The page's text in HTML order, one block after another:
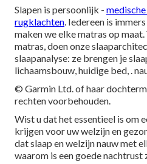
Slapen is persoonlijk -
rugklachten . Iedereen is
maken we elke matras op
matras, doen onze
slaapanalyse: ze brengen je
lichaamsbouw, huidige bed, .
© Garmin Ltd. of haar
rechten voorbehouden.
Wist u dat het essentieel is om
krijgen voor uw welzijn en
dat slaap en welzijn nauw met
waarom is een goede